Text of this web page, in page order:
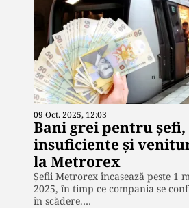
09 Oct. 2025, 12:03
Bani grei pentru
insuficiente și
la Metrorex
Șefii Metrorex încasează peste 1
2025, în timp ce compania se
în scădere.…